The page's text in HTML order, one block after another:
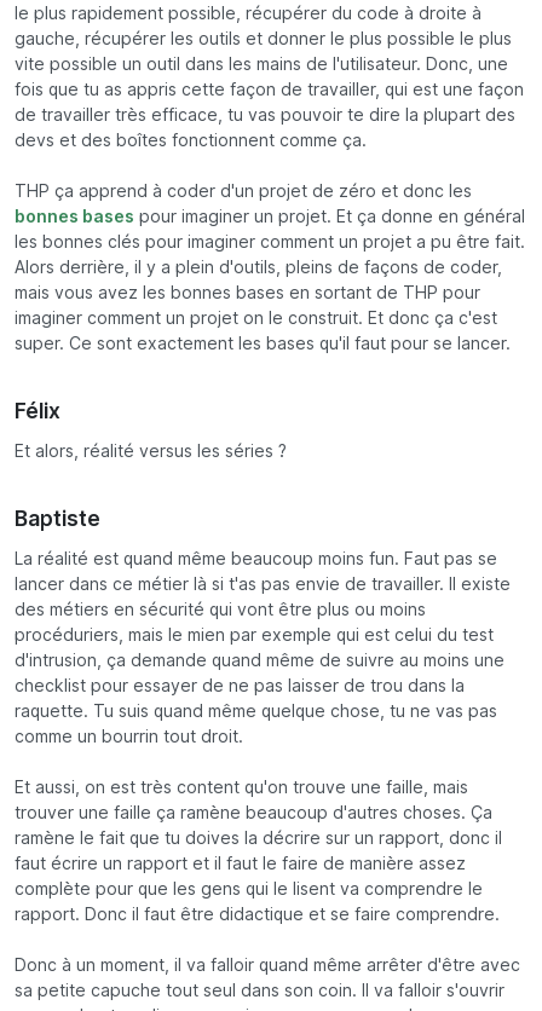
le plus rapidement possible, récupérer du code à droite à
gauche, récupérer les outils et donner le plus possible le plus
vite possible un outil dans les mains de l'utilisateur. Donc, une
fois que tu as appris cette façon de travailler, qui est une façon
de travailler très efficace, tu vas pouvoir te dire la plupart des
devs et des boîtes fonctionnent comme ça.
THP ça apprend à coder d'un projet de zéro et donc les
bonnes bases pour imaginer un projet. Et ça donne en général
les bonnes clés pour imaginer comment un projet a pu être fait.
Alors derrière, il y a plein d'outils, pleins de façons de coder,
mais vous avez les bonnes bases en sortant de THP pour
imaginer comment un projet on le construit. Et donc ça c'est
super. Ce sont exactement les bases qu'il faut pour se lancer.
Félix
Et alors, réalité versus les séries ?
Baptiste
La réalité est quand même beaucoup moins fun. Faut pas se
lancer dans ce métier là si t'as pas envie de travailler. Il existe
des métiers en sécurité qui vont être plus ou moins
procéduriers, mais le mien par exemple qui est celui du test
d'intrusion, ça demande quand même de suivre au moins une
checklist pour essayer de ne pas laisser de trou dans la
raquette. Tu suis quand même quelque chose, tu ne vas pas
comme un bourrin tout droit.
Et aussi, on est très content qu'on trouve une faille, mais
trouver une faille ça ramène beaucoup d'autres choses. Ça
ramène le fait que tu doives la décrire sur un rapport, donc il
faut écrire un rapport et il faut le faire de manière assez
complète pour que les gens qui le lisent va comprendre le
rapport. Donc il faut être didactique et se faire comprendre.
Donc à un moment, il va falloir quand même arrêter d'être avec
sa petite capuche tout seul dans son coin. Il va falloir s'ouvrir